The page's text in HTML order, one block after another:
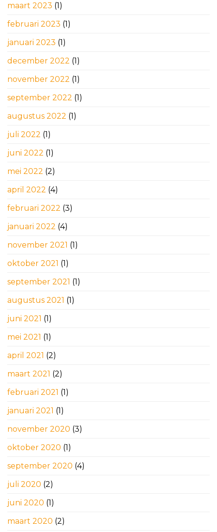
maart 2023 (1)
februari 2023 (1)
januari 2023 (1)
december 2022 (1)
november 2022 (1)
september 2022 (1)
augustus 2022 (1)
juli 2022 (1)
juni 2022 (1)
mei 2022 (2)
april 2022 (4)
februari 2022 (3)
januari 2022 (4)
november 2021 (1)
oktober 2021 (1)
september 2021 (1)
augustus 2021 (1)
juni 2021 (1)
mei 2021 (1)
april 2021 (2)
maart 2021 (2)
februari 2021 (1)
januari 2021 (1)
november 2020 (3)
oktober 2020 (1)
september 2020 (4)
juli 2020 (2)
juni 2020 (1)
maart 2020 (2)